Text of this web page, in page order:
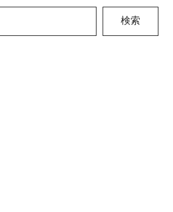
検索